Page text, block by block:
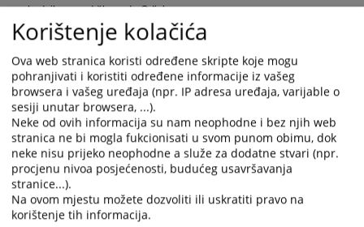
neophodnih za podršku radu Odjela;
• Pružanje stručne podrške stalnim komisijama i drugim radnim tijelima
• Učestvovanje u postupcima srednjoročnog planiranja, godišnjeg
programiranja, praćenja i izvještavanja u VSTV-u BiH;
• Identifikovanje, razvijanje i primjena novih i poboljšanih načina rada
potrebnih za podršku razvoju Sekretarijata VSTV-a BiH i postizanje
utvrđenih ciljeva VSTV-a BiH;
• Obavljanje ostalih aktivnosti proizašlih iz nadležnosti Odjela i drugih
zadataka po nalogu direktora Sekretarijata VSTV-a BiH.
Korištenje kolačića
Ova web stranica koristi određene skripte koje mogu
pohranjivati i koristiti određene informacije iz vašeg
browsera i vašeg uređaja (npr. IP adresa uređaja, varijable o
sesiji unutar browsera, ...).
Neke od ovih informacija su nam neophodne i bez njih web
stranica ne bi mogla fukcionisati u svom punom obimu, dok
neke nisu prijeko neophodne a služe za dodatne stvari (npr.
procjenu nivoa posjećenosti, budućeg usavršavanja
stranice...).
Na ovom mjestu možete dozvoliti ili uskratiti pravo na
korištenje tih informacija.